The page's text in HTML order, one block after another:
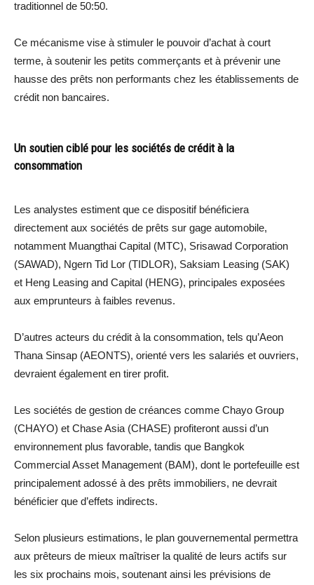
traditionnel de 50:50.
Ce mécanisme vise à stimuler le pouvoir d’achat à court
terme, à soutenir les petits commerçants et à prévenir une
hausse des prêts non performants chez les établissements de
crédit non bancaires.
Un soutien ciblé pour les sociétés de crédit à la
consommation
Les analystes estiment que ce dispositif bénéficiera
directement aux sociétés de prêts sur gage automobile,
notamment Muangthai Capital (MTC), Srisawad Corporation
(SAWAD), Ngern Tid Lor (TIDLOR), Saksiam Leasing (SAK)
et Heng Leasing and Capital (HENG), principales exposées
aux emprunteurs à faibles revenus.
D’autres acteurs du crédit à la consommation, tels qu’Aeon
Thana Sinsap (AEONTS), orienté vers les salariés et ouvriers,
devraient également en tirer profit.
Les sociétés de gestion de créances comme Chayo Group
(CHAYO) et Chase Asia (CHASE) profiteront aussi d’un
environnement plus favorable, tandis que Bangkok
Commercial Asset Management (BAM), dont le portefeuille est
principalement adossé à des prêts immobiliers, ne devrait
bénéficier que d’effets indirects.
Selon plusieurs estimations, le plan gouvernemental permettra
aux prêteurs de mieux maîtriser la qualité de leurs actifs sur
les six prochains mois, soutenant ainsi les prévisions de